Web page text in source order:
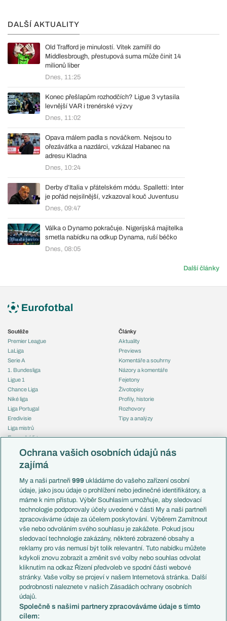
DALŠÍ AKTUALITY
Old Trafford je minulostí. Vítek zamířil do
Middlesbrough, přestupová suma může činit 14
milionů liber
Dnes, 11:25
Konec přešlapům rozhodčích? Ligue 3 vytasila
levnější VAR i trenérské výzvy
Dnes, 11:02
Opava málem padla s nováčkem. Nejsou to
ořezávátka a nazdárci, vzkázal Habanec na
adresu Kladna
Dnes, 10:24
Derby d’Italia v přátelském módu. Spalletti: Inter
je pořád nejsilnější, vzkazoval kouč Juventusu
Dnes, 09:47
Válka o Dynamo pokračuje. Nigerijská majitelka
smetla nabídku na odkup Dynama, ruší béčko
Dnes, 08:05
Další články
Soutěže
Premier League
LaLiga
Serie A
1. Bundesliga
Ligue 1
Chance Liga
Niké liga
Liga Portugal
Eredivisie
Liga mistrů
Evropská liga
Mistrovství světa
Liga národů
Témata
Představení týmů MS
EuroSkauting
PL v kostce
Evropské koeficienty
Přestupy
Přestupové spekulace
Zranění
Kluby
Arsenal FC
Chelsea FC
Manchester United
AC Milán
Články
Aktuality
Previews
Komentáře a souhrny
Názory a komentáře
Fejetony
Životopisy
Profily, historie
Rozhovory
Tipy a analýzy
Česko
Francie
Itálie
Německo
Španělsko
Argentina
Brazílie
Přestupy
Zápasy
Livescore
Tipovací soutěž
Ochrana vašich osobních údajů nás
zajímá
My a naši partneři999 ukládáme do vašeho zařízení osobní
údaje, jako jsou údaje o prohlížení nebo jedinečné identifikátory, a
máme k nim přístup. Výběr Souhlasím umožňuje, aby sledovací
technologie podporovaly účely uvedené v části My a naši partneři
zpracováváme údaje za účelem poskytování. Výběrem Zamítnout
vše nebo odvoláním svého souhlasu je zakážete. Pokud jsou
sledovací technologie zakázány, některé zobrazené obsahy a
reklamy pro vás nemusí být tolik relevantní. Tuto nabídku můžete
kdykoli znovu zobrazit a změnit své volby nebo souhlas odvolat
kliknutím na odkaz Řízení předvoleb ve spodní části webové
stránky. Vaše volby se projeví v našem Internetová stránka. Další
podrobnosti naleznete v našich Zásadách ochrany osobních
údajů.
Společně s našimi partnery zpracováváme údaje s tímto
cílem: